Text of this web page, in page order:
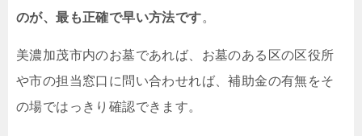
のが、最も正確で早い方法です。
美濃加茂市内のお墓であれば、お墓のある区の区役所
や市の担当窓口に問い合わせれば、補助金の有無をそ
の場ではっきり確認できます。